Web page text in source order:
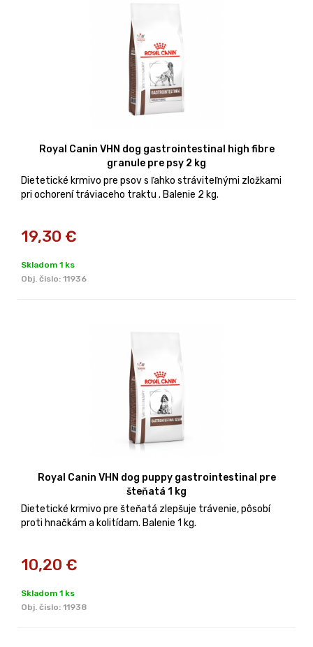
Royal Canin VHN dog gastrointestinal high fibre
granule pre psy 2 kg
Dietetické krmivo pre psov s ľahko stráviteľnými zložkami
pri ochorení tráviaceho traktu . Balenie 2 kg.
19,30 €
Skladom 1 ks
Obj. čislo: 11936
Royal Canin VHN dog puppy gastrointestinal pre
šteňatá 1 kg
Dietetické krmivo pre šteňatá zlepšuje trávenie, pôsobí
proti hnačkám a kolitídam. Balenie 1 kg.
10,20 €
Skladom 1 ks
Obj. čislo: 11938